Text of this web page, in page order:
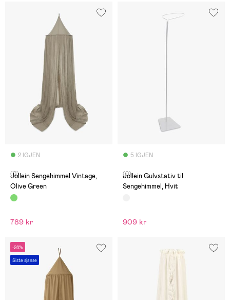
2 IGJEN
(0)
Jollein Sengehimmel Vintage,
Olive Green
789 kr
5 IGJEN
(0)
Jollein Gulvstativ til
Sengehimmel, Hvit
909 kr
-28%
Siste sjanse